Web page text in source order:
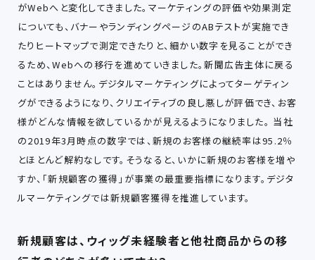
がWebへと変化してきました。マーケティングの評価や効果測定
についても、バナーやランディングページのABテストが実施でき
たりヒートマップで測定できたりと、細かい数字を見ることができ
るため、Webへの移行を進めていきました。新聞広告主体に戻る
ことはありません。デジタルマーケティングによってターゲティン
グができるようになり、クリエイティブの良し悪しが評価でき、お客
様がどんな情報を欲しているかが見えるようになりました。 当社
の2019年3月時点の数字では、新規のお客様の継続率は95.2％
とほとんど解約なしです。そうなると、いかに新規のお客様を増や
すか、「新規顧客の獲得」が事業の最重要指標になります。デジタ
ルマーケティングでは新規顧客獲得を推進しています。
新規顧客は、ウィッグ未経験者と他社商品からの移